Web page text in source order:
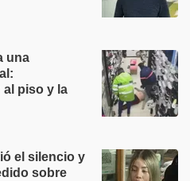
una
piso y la
el silencio y
sobre